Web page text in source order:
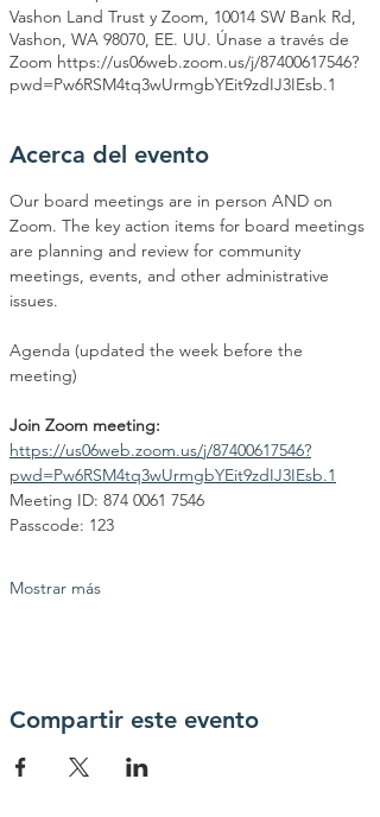
Vashon Land Trust y Zoom, 10014 SW Bank Rd,
Vashon, WA 98070, EE. UU. Únase a través de
Zoom https://us06web.zoom.us/j/87400617546?
pwd=Pw6RSM4tq3wUrmgbYEit9zdIJ3IEsb.1
Acerca del evento
Our board meetings are in person AND on
Zoom. The key action items for board meetings
are planning and review for community
meetings, events, and other administrative
issues.
Agenda (updated the week before the
meeting)
Join Zoom meeting:
https://us06web.zoom.us/j/87400617546?
pwd=Pw6RSM4tq3wUrmgbYEit9zdIJ3IEsb.1
Meeting ID: 874 0061 7546
Passcode: 123
Mostrar más
Compartir este evento